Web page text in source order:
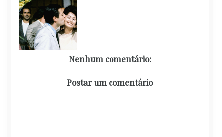
Nenhum comentário:
Postar um comentário